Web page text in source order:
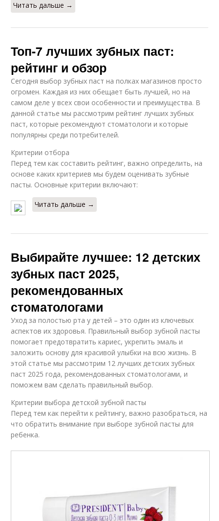
Читать дальше →
Топ-7 лучших зубных паст:
рейтинг и обзор
Сегодня выбор зубных паст на полках магазинов просто
огромен. Каждая из них обещает быть лучшей, но на
самом деле у всех свои особенности и преимущества. В
данной статье мы рассмотрим рейтинг лучших зубных
паст, которые рекомендуют стоматологи и которые
популярны среди потребителей.
Критерии отбора
Перед тем как составить рейтинг, важно определить, на
основе каких критериев мы будем оценивать зубные
пасты. Основные критерии включают:
Читать дальше →
Выбирайте лучшее: 12 детских
зубных паст 2025,
рекомендованных
стоматологами
Уход за полостью рта у детей – это один из ключевых
аспектов их здоровья. Правильный выбор зубной пасты
помогает предотвратить кариес, укрепить эмаль и
заложить основу для красивой улыбки на всю жизнь. В
этой статье мы рассмотрим 12 лучших детских зубных
паст 2025 года, рекомендованных стоматологами, и
поможем вам сделать правильный выбор.
Критерии выбора детской зубной пасты
Перед тем как перейти к рейтингу, важно разобраться, на
что обратить внимание при выборе зубной пасты для
ребенка.